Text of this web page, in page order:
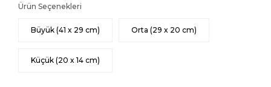
Ürün Seçenekleri
Büyük (41 x 29 cm) Orta (29 x 20 cm)
Küçük (20 x 14 cm)